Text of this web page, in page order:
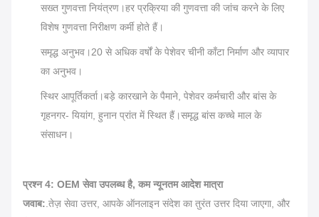
सख्त गुणवत्ता नियंत्रण।हर प्रक्रिया की गुणवत्ता की जांच करने के लिए
विशेष गुणवत्ता निरीक्षण कर्मी होते हैं।
समृद्ध अनुभव।20 से अधिक वर्षों के पेशेवर चीनी काँटा निर्माण और व्यापार
का अनुभव।
स्थिर आपूर्तिकर्ता।बड़े कारखाने के पैमाने, पेशेवर कर्मचारी और बांस के
गृहनगर- ​​यियांग, हुनान प्रांत में स्थित हैं।समृद्ध बांस कच्चे माल के
संसाधन।
प्रश्न 4: OEM सेवा उपलब्ध है, कम न्यूनतम आदेश मात्रा
जवाब: .तेज़ सेवा उत्तर, आपके ऑनलाइन संदेश का तुरंत उत्तर दिया जाएगा, और